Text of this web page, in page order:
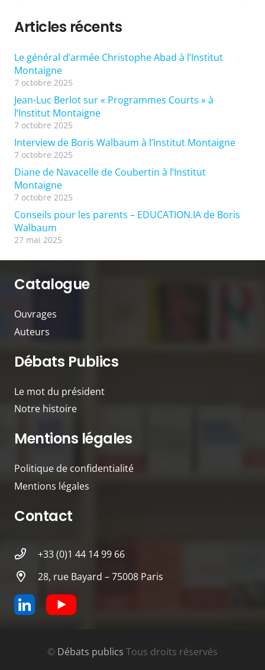
Articles récents
Le général d’armée Christophe Abad à l’Institut
Montaigne
7 octobre 2025
Jean-Luc Berlot sur « Programmes Courts » à
l’Institut Montaigne
7 octobre 2025
Interview de Boris Walbaum à l’Institut Montaigne
7 octobre 2025
Diane de Navacelle de Coubertin à l’Institut
Montaigne
7 octobre 2025
Conseils pour les parents – EDUCATION.IA de Boris
Walbaum
27 mai 2025
Catalogue
Ouvrages
Auteurs
Débats Publics
Le mot du président
Notre histoire
Mentions légales
Politique de confidentialité
Mentions légales
Contact
+33 (0)1 44 14 99 66
28, rue Bayard – 75008 Paris
© Débats publics Tous droits réservés